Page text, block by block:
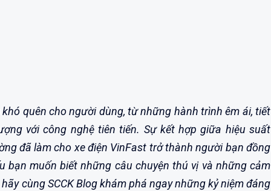
quên cho người dùng, từ những hành trình êm ái, tiết
với công nghệ tiên tiến. Sự kết hợp giữa hiệu suất
đã làm cho xe điện VinFast trở thành người bạn đồng
bạn muốn biết những câu chuyện thú vị và những cảm
cùng SCCK Blog khám phá ngay những kỷ niệm đáng